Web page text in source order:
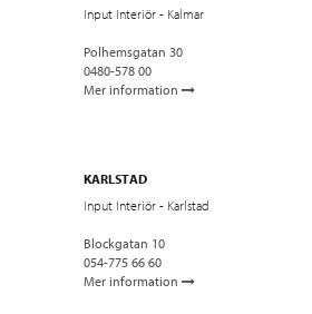
Input Interiör - Kalmar
Polhemsgatan 30
0480-578 00
Mer information
KARLSTAD
Input Interiör - Karlstad
Blockgatan 10
054-775 66 60
Mer information